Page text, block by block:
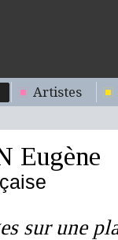
Artistes
Eugène
sur une